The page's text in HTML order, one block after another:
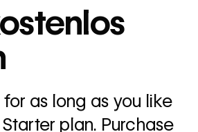
savings
story
as long as you like
plan. Purchase